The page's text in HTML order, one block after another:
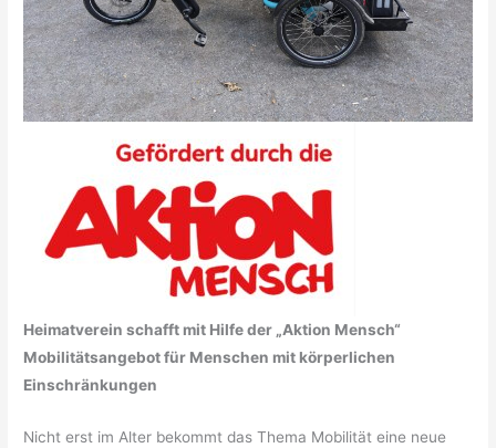
Heimatverein schafft mit Hilfe der „Aktion Mensch“
Mobilitätsangebot für Menschen mit körperlichen
Einschränkungen
Nicht erst im Alter bekommt das Thema Mobilität eine neue